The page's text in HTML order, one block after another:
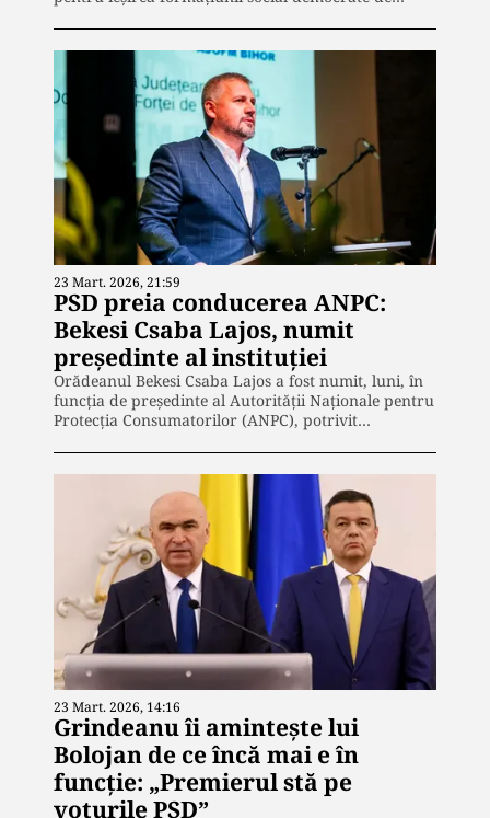
23 Mart. 2026, 21:59
PSD preia conducerea ANPC:
Bekesi Csaba Lajos, numit
președinte al instituției
Orădeanul Bekesi Csaba Lajos a fost numit, luni, în
funcția de președinte al Autorităţii Naţionale pentru
Protecţia Consumatorilor (ANPC), potrivit…
23 Mart. 2026, 14:16
Grindeanu îi amintește lui
Bolojan de ce încă mai e în
funcție: „Premierul stă pe
voturile PSD”